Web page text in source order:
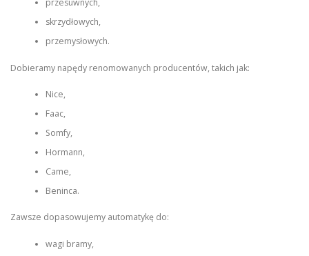
przesuwnych,
skrzydłowych,
przemysłowych.
Dobieramy napędy renomowanych producentów, takich jak:
Nice,
Faac,
Somfy,
Hormann,
Came,
Beninca.
Zawsze dopasowujemy automatykę do:
wagi bramy,